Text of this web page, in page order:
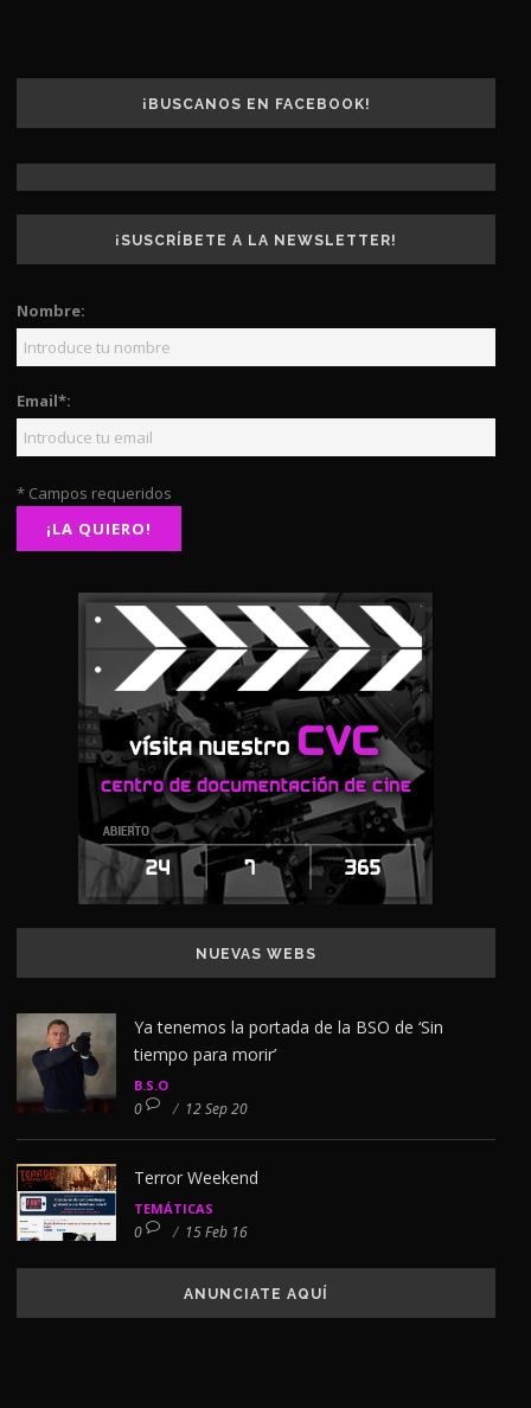
¡BUSCANOS EN FACEBOOK!
¡SUSCRÍBETE A LA NEWSLETTER!
Nombre:
Email*:
* Campos requeridos
NUEVAS WEBS
Ya tenemos la portada de la BSO de ‘Sin
tiempo para morir’
B.S.O
0 / 12 Sep 20
Terror Weekend
TEMÁTICAS
0 / 15 Feb 16
ANUNCIATE AQUÍ